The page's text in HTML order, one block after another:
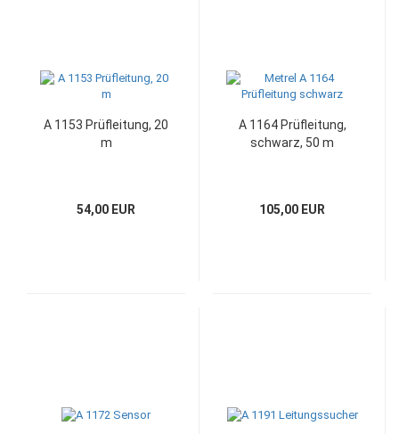
A 1153 Prüfleitung, 20
m
54,00 EUR
A 1164 Prüfleitung,
schwarz, 50 m
105,00 EUR